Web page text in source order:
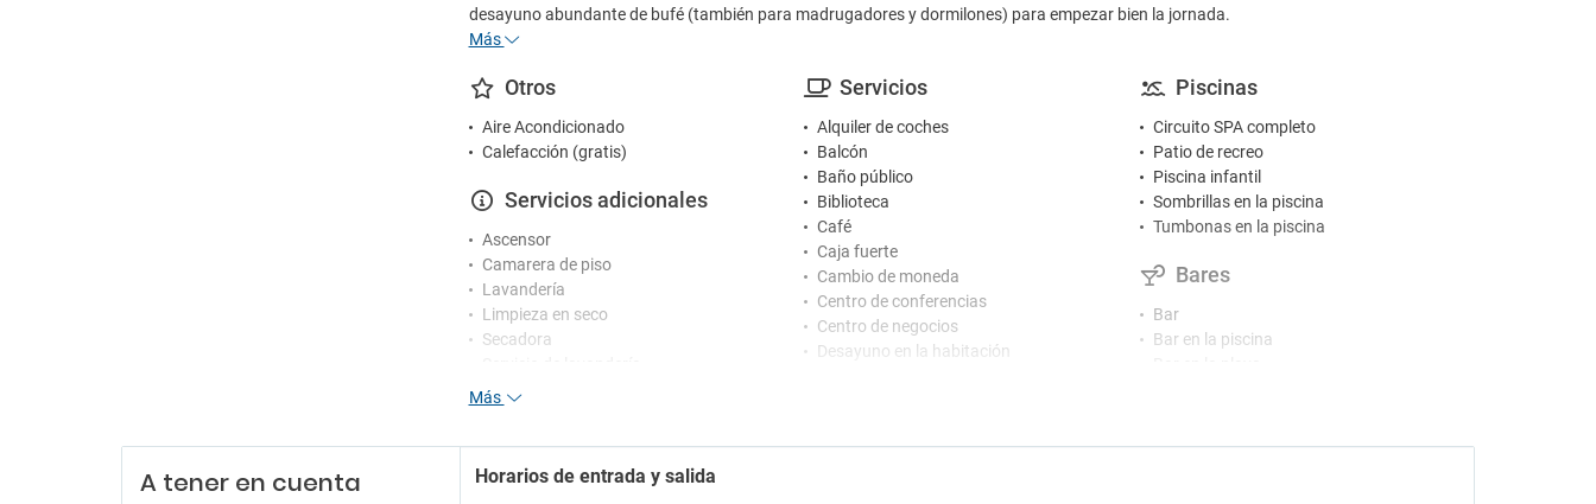
desayuno abundante de bufé (también para madrugadores y dormilones) para empezar bien la jornada.
Más
Otros
Aire Acondicionado
Calefacción (gratis)
Servicios adicionales
Ascensor
Camarera de piso
Lavandería
Limpieza en seco
Secadora
Recepción
Personal Multiidioma
Recepción 24 horas
Servicios
Alquiler de coches
Balcón
Baño público
Biblioteca
Café
Caja fuerte
Cambio de moneda
Centro de conferencias
Centro de negocios
Desayuno en la habitación
Jardín
Piscinas
Circuito SPA completo
Patio de recreo
Piscina infantil
Sombrillas en la piscina
Tumbonas en la piscina
Bares
Bar
Bar en la piscina
Más
A tener en cuenta Horarios de entrada y salida